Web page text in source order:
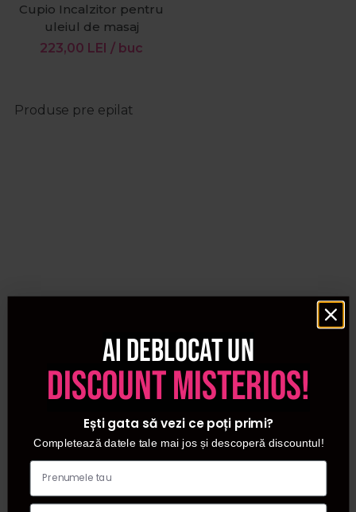
Cupio Incalzitor pentru
uleiul de masaj
223,00 LEI / buc
Produse pre epilat
Ai deblocat un
discount misterios!
Ești gata să vezi ce poți primi?
Completează datele tale mai jos și descoperă discountul!